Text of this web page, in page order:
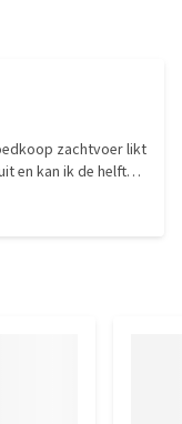
zachtvoer likt
en kan ik de helft
prima